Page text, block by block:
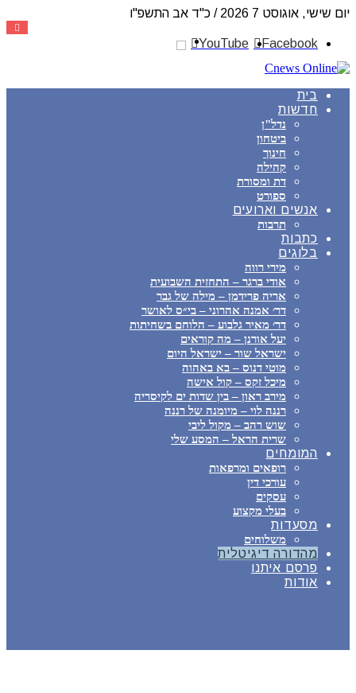
יום שישי, אוגוסט 7 2026 / כ"ד אב התשפ"ו
Facebook
YouTube
בית
חדשות
נדל"ן
ביטחון
חינוך
קהילה
דת ומסורת
ספורט
אנשים וארועים
תרבות
כתבות
בלוגים
מירי רווה
אודי ברגר – התחזית השבועית
אריה פרידמן – מילה של גבר
דר׳ אמנה אהרוני – בי״ס לאושר
דר׳ מאיר גלבוע – הלוחם בשחיתות
יעל אורנן – מה קוראים
ישראל שור – ישראל היום
מוטי דנוס – בא באהוה
מיכל זקס – קול אישה
מירב ראון – בין שדות ים לקיסריה
רננה לוי – מיומנה של רננה
שוש רהב – מקול ליבי
שרית הראל – המסע שלי
המומחים
רופאים ומרפאות
עורכי דין
עסקים
בעלי מקצוע
מסעדות
משלוחים
מהדורה דיגיטלית
פרסם איתנו
אודות